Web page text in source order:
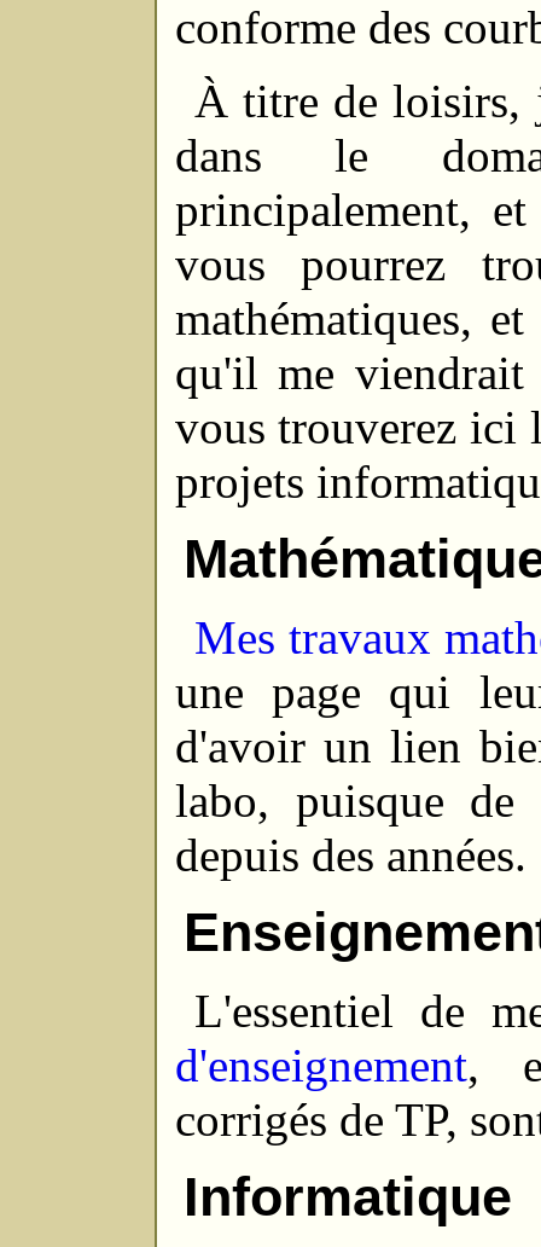
conforme des
À titre de loisirs,
dans le
principalement,
vous pourrez
mathématiques,
qu'il me viendrait
vous trouverez ici
projets
Mes travaux
une page qui
d'avoir un lien
labo, puisque
depuis des années.
L'essentiel de
d'enseignement,
corrigés de TP,
Informatique